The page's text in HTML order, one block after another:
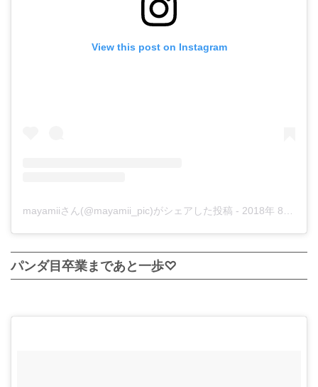
View this post on Instagram
mayamiiさん(@mayamii_pic)がシェアした投稿 - 2018年 8月月26日午前11時32分PDT
パンダ目卒業まであと一歩♡